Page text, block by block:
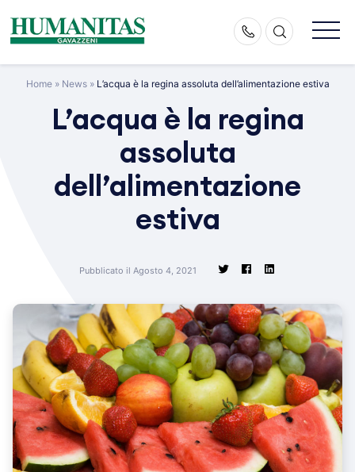
content
Home» News» L’acqua è la regina assoluta dell’alimentazione estiva
L’acqua è la regina
assoluta
dell’alimentazione
estiva
Pubblicato il Agosto 4, 2021